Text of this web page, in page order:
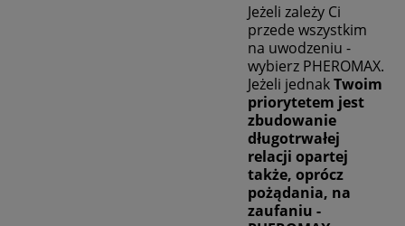
Jeżeli zależy Ci
przede wszystkim
na uwodzeniu -
wybierz PHEROMAX.
Jeżeli jednakTwoim
priorytetem jest
zbudowanie
długotrwałej
relacji opartej
także, oprócz
pożądania, na
zaufaniu -